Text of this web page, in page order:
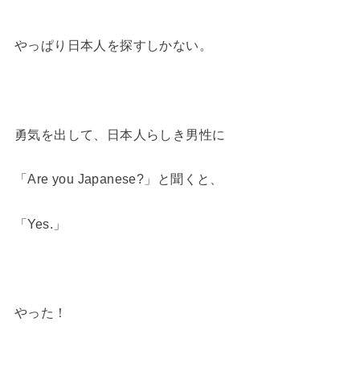
やっぱり日本人を探すしかない。
勇気を出して、日本人らしき男性に
「Are you Japanese?」と聞くと、
「Yes.」
やった！